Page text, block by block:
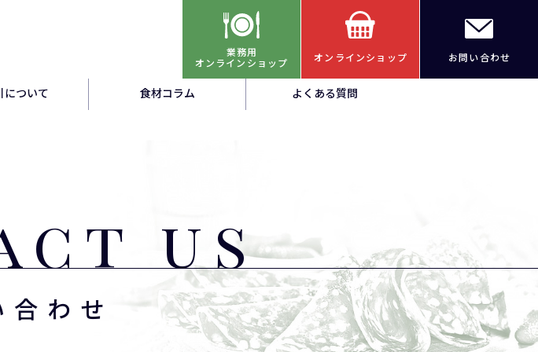
業務用
オンラインショップ
オンラインショップ お問い合わせ
について 食材コラム よくある質問
us
合わせ